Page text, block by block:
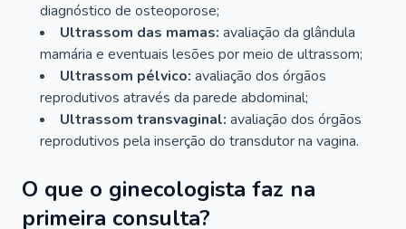
diagnóstico de osteoporose;
Ultrassom das mamas: avaliação da glândula
mamária e eventuais lesões por meio de ultrassom;
Ultrassom pélvico: avaliação dos órgãos
reprodutivos através da parede abdominal;
Ultrassom transvaginal: avaliação dos órgãos
reprodutivos pela inserção do transdutor na vagina.
O que o ginecologista faz na
primeira consulta?